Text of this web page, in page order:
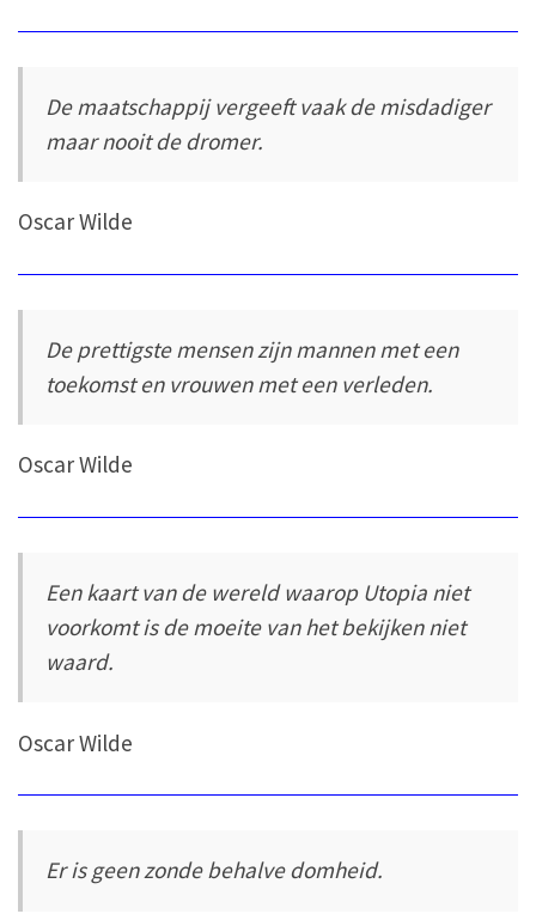
De maatschappij vergeeft vaak de misdadiger
maar nooit de dromer.
Oscar Wilde
De prettigste mensen zijn mannen met een
toekomst en vrouwen met een verleden.
Oscar Wilde
Een kaart van de wereld waarop Utopia niet
voorkomt is de moeite van het bekijken niet
waard.
Oscar Wilde
Er is geen zonde behalve domheid.